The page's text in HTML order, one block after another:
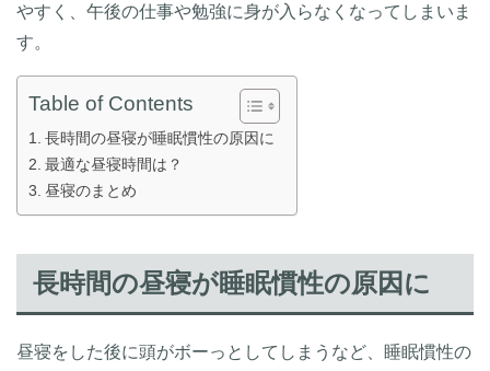
やすく、午後の仕事や勉強に身が入らなくなってしまいま
す。
Table of Contents
長時間の昼寝が睡眠慣性の原因に
最適な昼寝時間は？
昼寝のまとめ
長時間の昼寝が睡眠慣性の原因に
昼寝をした後に頭がボーっとしてしまうなど、睡眠慣性の